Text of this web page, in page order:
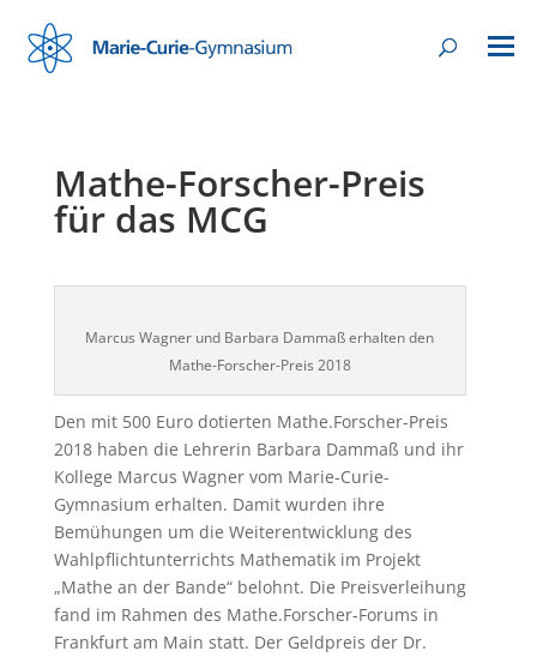
Mathe-Forscher-Preis
für das MCG
Marcus Wagner und Barbara Dammaß erhalten den
Mathe-Forscher-Preis 2018
Den mit 500 Euro dotierten Mathe.Forscher-Preis
2018 haben die Lehrerin Barbara Dammaß und ihr
Kollege Marcus Wagner vom Marie-Curie-
Gymnasium erhalten. Damit wurden ihre
Bemühungen um die Weiterentwicklung des
Wahlpflichtunterrichts Mathematik im Projekt
„Mathe an der Bande“ belohnt. Die Preisverleihung
fand im Rahmen des Mathe.Forscher-Forums in
Frankfurt am Main statt. Der Geldpreis der Dr.